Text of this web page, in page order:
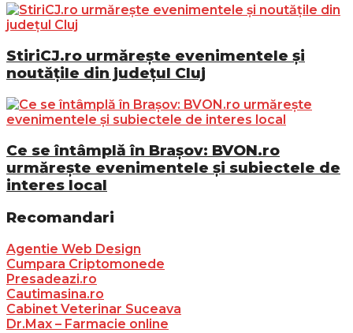
StiriCJ.ro urmărește evenimentele și
noutățile din județul Cluj
Ce se întâmplă în Brașov: BVON.ro
urmărește evenimentele și subiectele de
interes local
Recomandari
Agentie Web Design
Cumpara Criptomonede
Presadeazi.ro
Cautimasina.ro
Cabinet Veterinar Suceava
Dr.Max – Farmacie online